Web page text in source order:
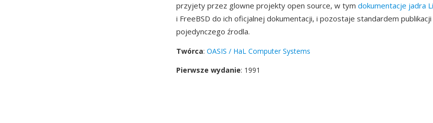
przyjety przez glowne projekty open source, w tym dokumentacje jadra
i FreeBSD do ich oficjalnej dokumentacji, i pozostaje standardem
pojedynczego źrodla.
Twórca: OASIS / HaL Computer Systems
Pierwsze wydanie: 1991